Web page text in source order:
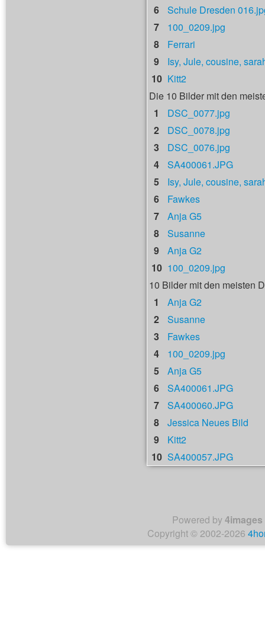
6
Schule Dresden
7
100_0209.jpg
8
Ferrari
9
Isy, Jule, cousine,
10 Kitt2
Die 10 Bilder mit den
1
DSC_0077.jpg
2
DSC_0078.jpg
3
DSC_0076.jpg
4
SA400061.JPG
5
Isy, Jule, cousine,
6
Fawkes
7
Anja G5
8
Susanne
9
Anja G2
10 100_0209.jpg
10 Bilder mit den meisten
1
Anja G2
2
Susanne
3
Fawkes
4
100_0209.jpg
5
Anja G5
6
SA400061.JPG
7
SA400060.JPG
8
Jessica Neues Bild
9
Kitt2
10 SA400057.JPG
Powered by4images
Copyright © 2002-2026